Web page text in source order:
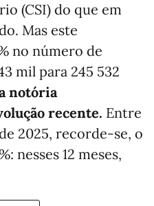
(CSI) do que em
Mas este
no número de
mil para 245 532
notória
recente. Entre
2025, recorde-se, o
nesses 12 meses,